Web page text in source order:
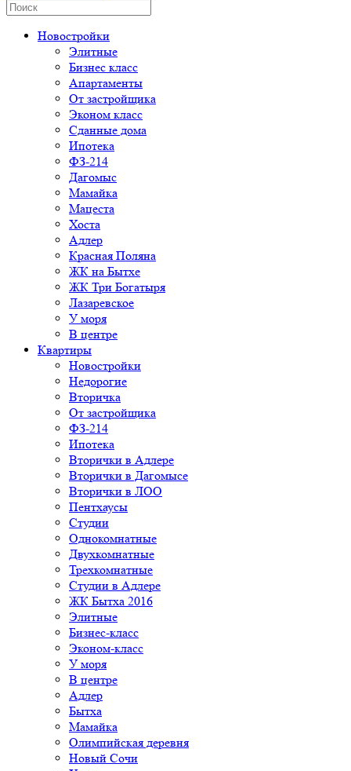
Новостройки
Элитные
Бизнес класс
Апартаменты
От застройщика
Эконом класс
Сданные дома
Ипотека
ФЗ-214
Дагомыс
Мамайка
Мацеста
Хоста
Адлер
Красная Поляна
ЖК на Бытхе
ЖК Три Богатыря
Лазаревское
У моря
В центре
Квартиры
Новостройки
Недорогие
Вторичка
От застройщика
ФЗ-214
Ипотека
Вторички в Адлере
Вторички в Дагомысе
Вторички в ЛОО
Пентхаусы
Студии
Однокомнатные
Двухкомнатные
Трехкомнатные
Студии в Адлере
ЖК Бытха 2016
Элитные
Бизнес-класс
Эконом-класс
У моря
В центре
Адлер
Бытха
Мамайка
Олимпийская деревня
Новый Сочи